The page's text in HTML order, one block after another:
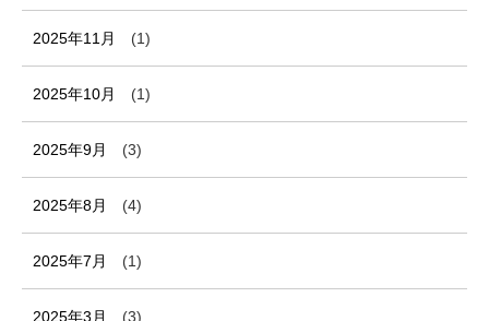
2025年11月 (1)
2025年10月 (1)
2025年9月 (3)
2025年8月 (4)
2025年7月 (1)
2025年3月 (3)